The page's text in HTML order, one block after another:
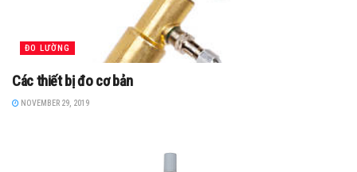
ĐO LƯỜNG
Các thiết bị đo cơ bản
NOVEMBER 29, 2019